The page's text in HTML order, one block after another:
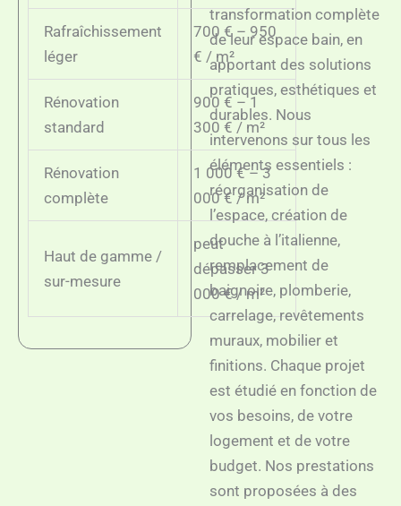
Rafraîchissement
léger
700 € – 950
€ / m²
Rénovation
standard
900 € – 1
300 € / m²
Rénovation
complète
1 000 € – 3
000 € / m²
Haut de gamme /
sur-mesure
peut
dépasser 3
000 € / m²
transformation complète
de leur espace bain, en
apportant des solutions
pratiques, esthétiques et
durables. Nous
intervenons sur tous les
éléments essentiels :
réorganisation de
l’espace, création de
douche à l’italienne,
remplacement de
baignoire, plomberie,
carrelage, revêtements
muraux, mobilier et
finitions. Chaque projet
est étudié en fonction de
vos besoins, de votre
logement et de votre
budget. Nos prestations
sont proposées à des